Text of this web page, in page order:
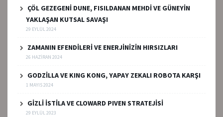
ÇÖL GEZEGENİ DUNE, FISILDANAN MEHDİ VE GÜNEYİN
YAKLAŞAN KUTSAL SAVAŞI
29 EYLÜL 2024
ZAMANIN EFENDİLERİ VE ENERJİNİZİN HIRSIZLARI
26 HAZIRAN 2024
GODZİLLA VE KING KONG, YAPAY ZEKALI ROBOTA KARŞI
1 MAYIS 2024
GİZLİ İSTİLA VE CLOWARD PIVEN STRATEJİSİ
29 EYLÜL 2023